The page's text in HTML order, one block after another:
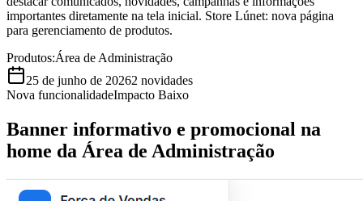
importantes diretamente na tela inicial. Store Lúnet: nova página
para gerenciamento de produtos.
Produtos:Área de Administração
25 de junho de 20262 novidades
Nova funcionalidadeImpacto Baixo
Banner informativo e promocional na
home da Área de Administração